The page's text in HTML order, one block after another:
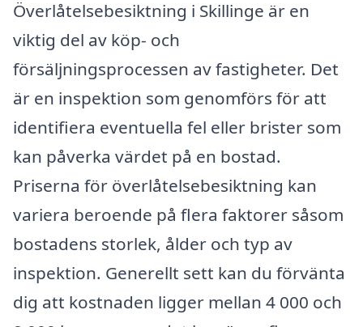
Överlåtelsebesiktning i Skillinge är en
viktig del av köp- och
försäljningsprocessen av fastigheter. Det
är en inspektion som genomförs för att
identifiera eventuella fel eller brister som
kan påverka värdet på en bostad.
Priserna för överlåtelsebesiktning kan
variera beroende på flera faktorer såsom
bostadens storlek, ålder och typ av
inspektion. Generellt sett kan du förvänta
dig att kostnaden ligger mellan 4 000 och